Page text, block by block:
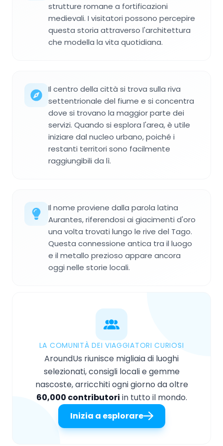
strutture romane a fortificazioni
medievali. I visitatori possono percepire
questa storia attraverso l'architettura
che modella la vita quotidiana.
Il centro della città si trova sulla riva
settentrionale del fiume e si concentra
dove si trovano la maggior parte dei
servizi. Quando si esplora l'area, è utile
iniziare dal nucleo urbano, poiché i
restanti territori sono facilmente
raggiungibili da lì.
Il nome proviene dalla parola latina
Aurantes, riferendosi ai giacimenti d'oro
una volta trovati lungo le rive del Tago.
Questa connessione antica tra il luogo
e il metallo prezioso appare ancora
oggi nelle storie locali.
LA COMUNITÀ DEI VIAGGIATORI CURIOSI
AroundUs riunisce migliaia di luoghi
selezionati, consigli locali e gemme
nascoste, arricchiti ogni giorno da oltre
60,000 contributori in tutto il mondo.
Inizia a esplorare